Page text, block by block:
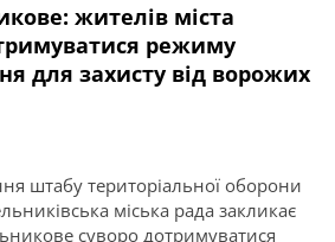
жителів міста
режиму
для захисту від ворожих
штабу територіальної оборони
міська рада закликає
суворо дотримуватися